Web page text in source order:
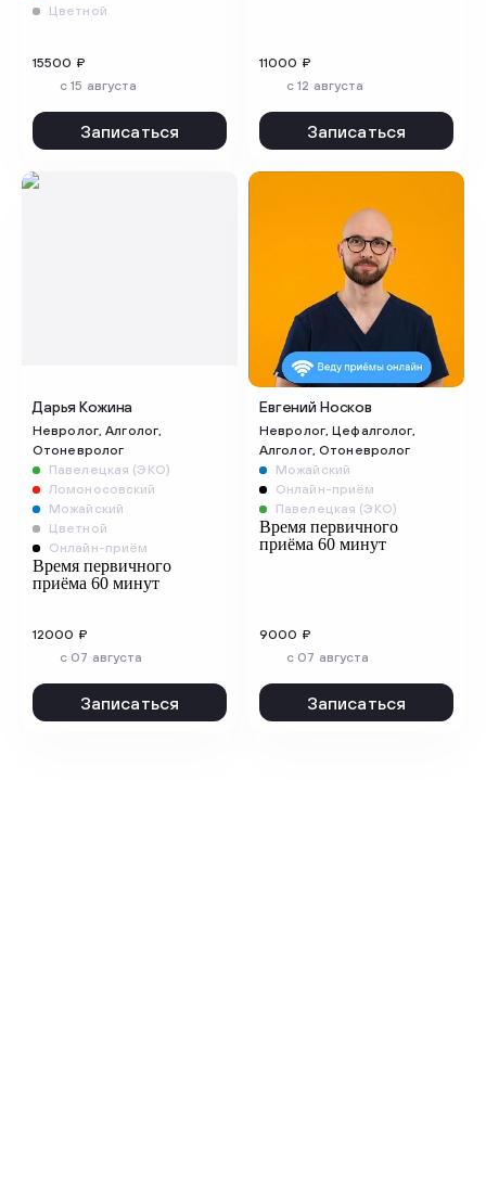
Цветной
15500 ₽
c 15 августа
Записаться
11000 ₽
c 12 августа
Записаться
Дарья Кожина
Невролог, Алголог,
Отоневролог
Павелецкая (ЭКО)
Ломоносовский
Можайский
Цветной
Онлайн-приём
Время первичного
приёма 60 минут
12000 ₽
c 07 августа
Записаться
Евгений Носков
Невролог, Цефалголог,
Алголог, Отоневролог
Можайский
Онлайн-приём
Павелецкая (ЭКО)
Время первичного
приёма 60 минут
9000 ₽
c 07 августа
Записаться